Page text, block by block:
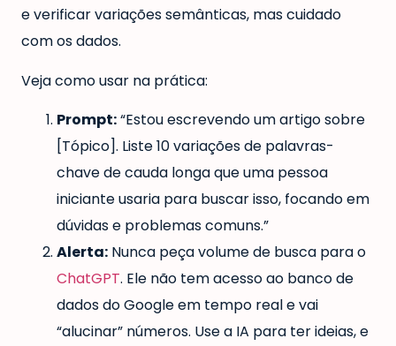
e verificar variações semânticas, mas cuidado
com os dados.
Veja como usar na prática:
Prompt:“Estou escrevendo um artigo sobre
[Tópico]. Liste 10 variações de palavras-
chave de cauda longa que uma pessoa
iniciante usaria para buscar isso, focando em
dúvidas e problemas comuns.”
Alerta: Nunca peça volume de busca para o
ChatGPT. Ele não tem acesso ao banco de
dados do Google em tempo real e vai
“alucinar” números. Use a IA para ter ideias, e